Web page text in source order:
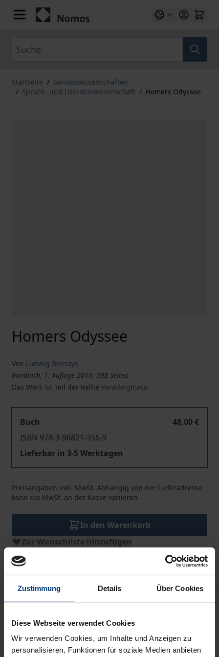
Zustimmung Details Über Cookies
Diese Webseite verwendet Cookies
Wir verwenden Cookies, um Inhalte und Anzeigen zu
personalisieren, Funktionen für soziale Medien anbieten
Zum Inhalt springen
Startseite / Geisteswissenschaften
/ Sprach- und Literaturwissenschaft / Homers Odyssee
Homers Odyssee
Von Ludwig Bernays
Rombach, 1. Auflage 2010, 398 Seiten
Das Werk ist Teil der Reihe Paradeigmata
Buch
48,00 €
ISBN 978-3-96821-356-9
Lieferbar in 3-5 Werktagen
Preisangaben inkl. MwSt. Abhängig von der Lieferadresse
kann die MwSt. an der Kasse variieren.
In den Warenkorb
Zur Wunschliste hinzufügen
Hinweise zu Versandkosten
Beschreibung
Zweihundert Jahre nach der berühmten Odyssee-
Übersetzung von Johann Heinrich Voss läßt sich ein